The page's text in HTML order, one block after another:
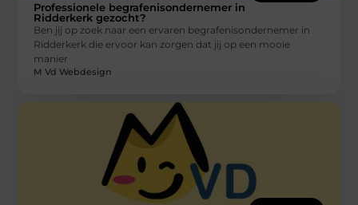
Professionele begrafenisondernemer in
Ridderkerk gezocht?
Ben jij op zoek naar een ervaren begrafenisondernemer in
Ridderkerk die ervoor kan zorgen dat jij op een mooie
manier
M Vd Webdesign